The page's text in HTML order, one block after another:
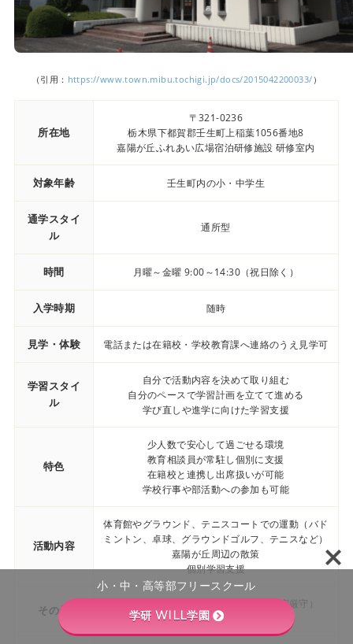
（引用： https://www.town.mibu.tochigi.jp/docs/2015042200033/ ）
所在地
〒321-0236
栃木県下都賀郡壬生町上稲葉1056番地8
嘉陽が丘ふれあい広場宿泊研修施設 研修室内
対象年齢 壬生町内の小・中学生
通学スタイ
ル
通所型
時間 月曜～金曜 9:00～14:30（祝日除く）
入学時期 随時
見学・体験 電話または在籍校・学校教育課へ連絡のうえ見学可
学習スタイ
ル
自分で活動内容を決めて取り組む
自分のペースで学習計画を立てて進める
学び直しや進学に向けた学習支援
特色
少人数で安心して過ごせる環境
教育相談員が常駐し個別に支援
在籍校と連携し出席扱いが可能
学校行事や部活動への参加も可能
活動内容
体育館やグラウンド、テニスコートでの運動（バド
ミントン、卓球、グラウンドゴルフ、テニスなど）
嘉陽が丘周辺の散策
個別学習支援
その他
電話・面接による教育相談に対応（秘密厳守）
嘉陽が丘ふれあい広場敷地内に所在
小・中・高等部フリースクール
学研 WILL学園